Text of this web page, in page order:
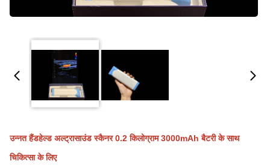
उन्नत हैंडहेल्ड अल्ट्रासाउंड स्कैनर 0.2 किलोग्राम 3000mAh बैटरी के साथ
चिकित्सा के लिए